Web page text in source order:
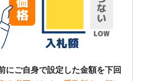
にご自身で設定した金額を下回